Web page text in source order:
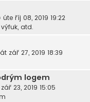
úte říj 08, 2019 19:22
atd.
zář 27, 2019 18:39
logem
23, 2019 15:05